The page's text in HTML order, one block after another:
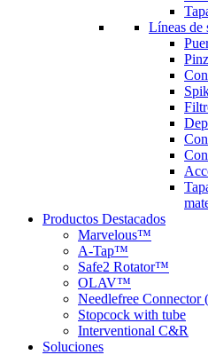
Líneas de
Productos Destacados
Marvelous™
A-Tap™
Safe2 Rotator™
OLAV™
Needlefree
Stopcock with tube
Interventional C&R
Soluciones